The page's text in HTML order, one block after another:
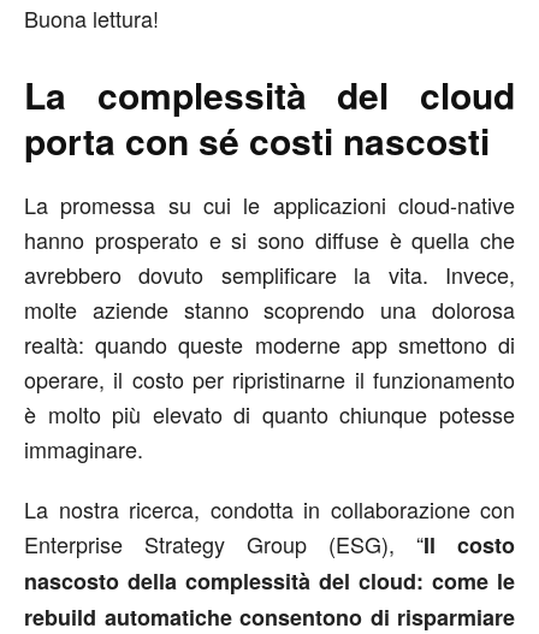
Buona lettura!
La complessità del cloud
porta con sé costi nascosti
La promessa su cui le applicazioni cloud-native
hanno prosperato e si sono diffuse è quella che
avrebbero dovuto semplificare la vita. Invece,
molte aziende stanno scoprendo una dolorosa
realtà: quando queste moderne app smettono di
operare, il costo per ripristinarne il funzionamento
è molto più elevato di quanto chiunque potesse
immaginare.
La nostra ricerca, condotta in collaborazione con
Enterprise Strategy Group (ESG), “Il costo
nascosto della complessità del cloud: come le
rebuild automatiche consentono di risparmiare